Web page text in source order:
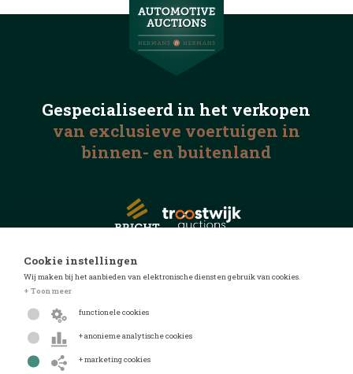
Gespecialiseerd in het verkopen
van exclusieve voertuigen in
binnen- en buitenland
© 2026 Automotive Auctions
Privacyverklaring
Cookie instellingen
Wij maken bij het aanbieden van elektronische diensten gebruik van cookies.
+ Toon meer
functionele cookies
+ anonieme analytische cookies
+ marketing cookies